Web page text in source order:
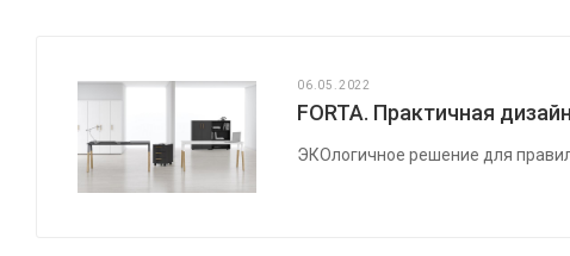
06.05.2022
FORTA. Практичная
ЭКОлогичное решение для